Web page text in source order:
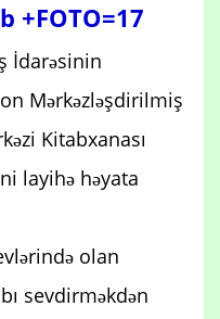
+FOTO=17
İdarəsinin
Mərkəzləşdirilmiş
Kitabxanası
layihə həyata
olan
sevdirməkdən